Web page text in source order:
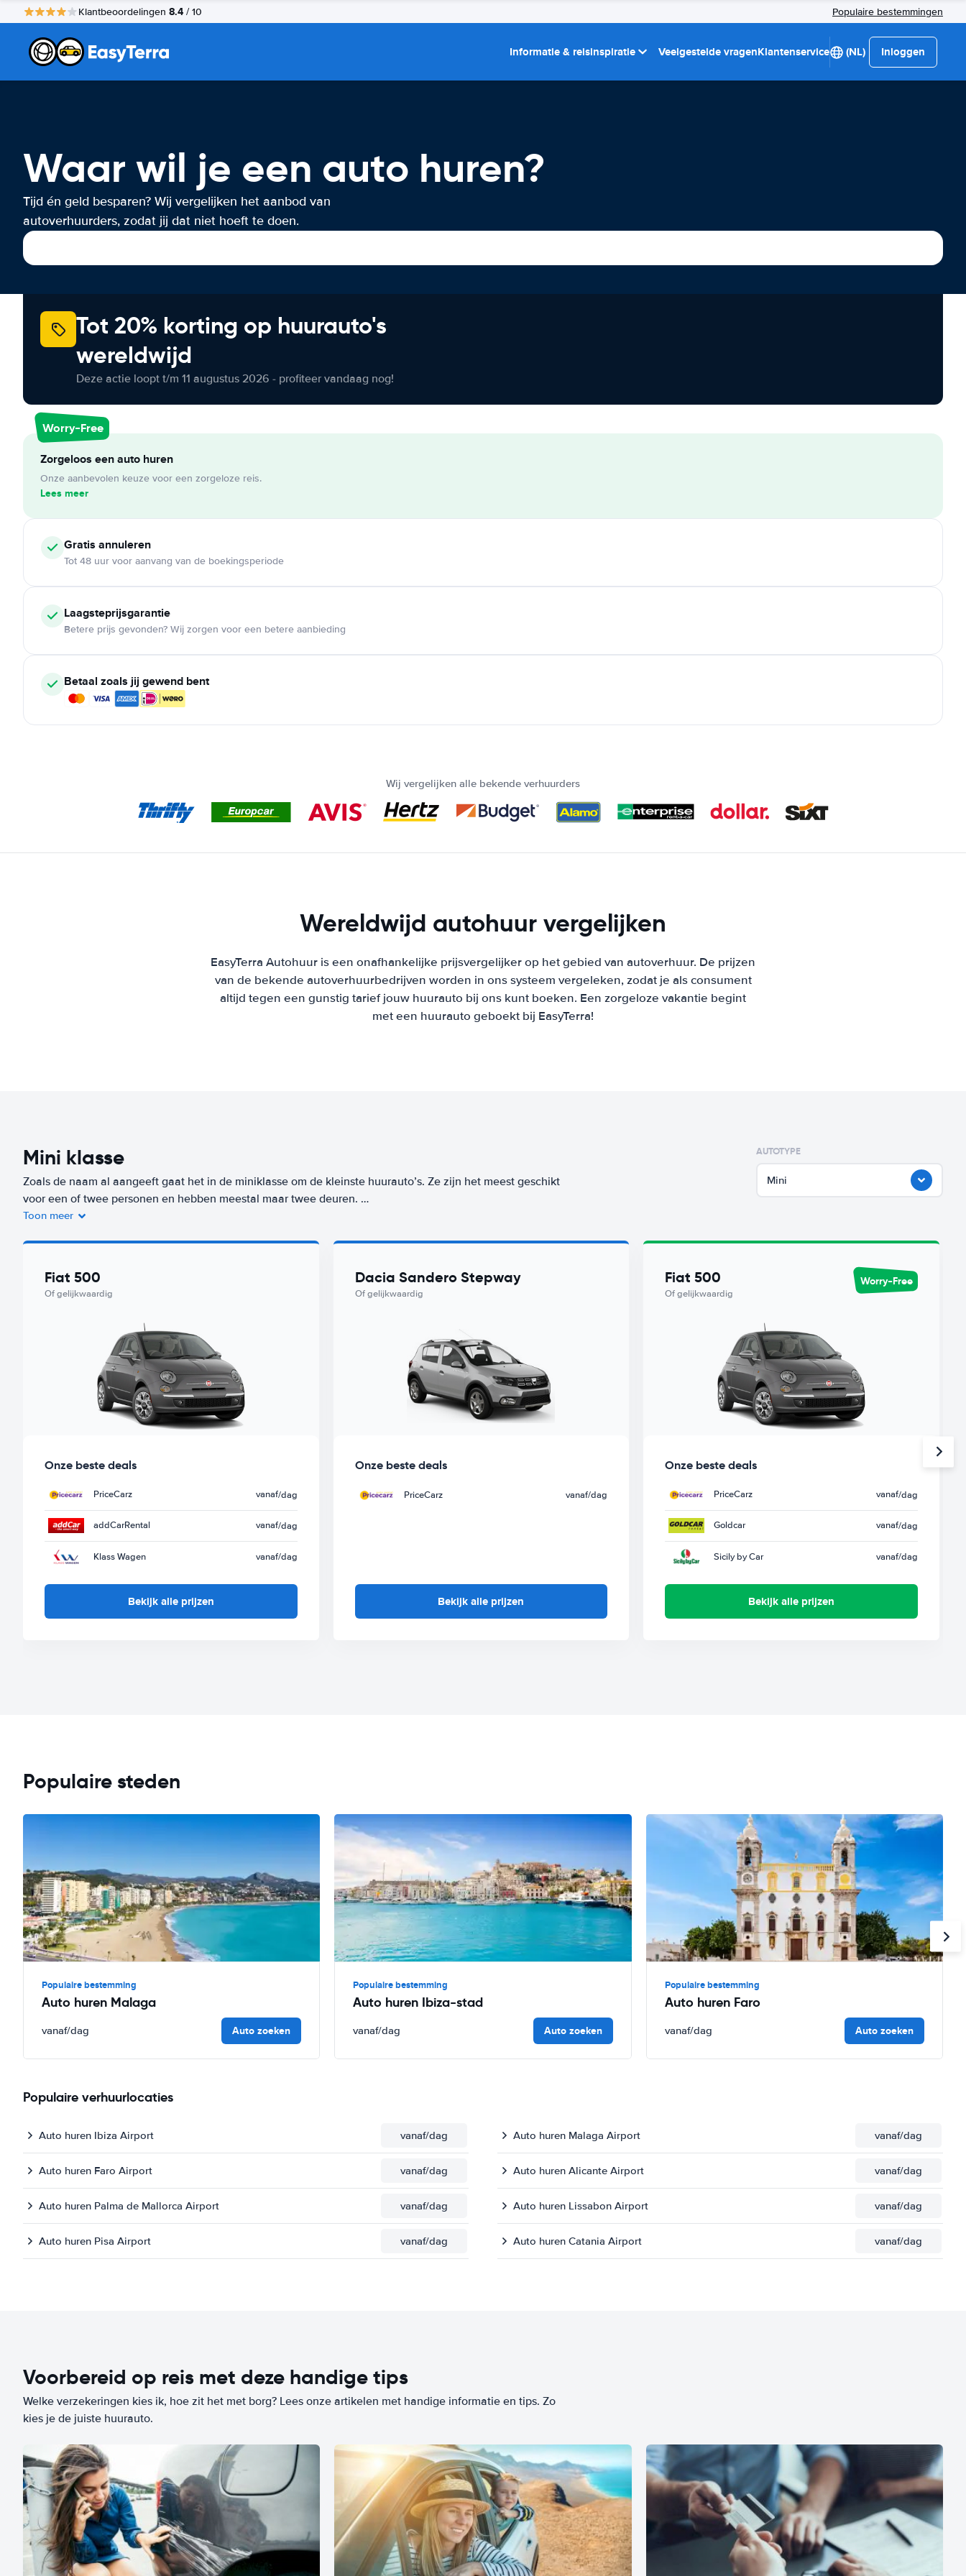
Klantbeoordelingen 8.4 / 10 Populaire bestemmingen
Informatie & reisinspiratie Veelgestelde vragenKlantenservice (NL) Inloggen
Waar wil je een auto huren?
Tijd én geld besparen? Wij vergelijken het aanbod van
autoverhuurders, zodat jij dat niet hoeft te doen.
Tot 20% korting op huurauto's
wereldwijd
Deze actie loopt t/m 11 augustus 2026 - profiteer vandaag nog!
Worry-Free
Zorgeloos een auto huren
Onze aanbevolen keuze voor een zorgeloze reis.
Lees meer
Gratis annuleren
Tot 48 uur voor aanvang van de boekingsperiode
Laagsteprijsgarantie
Betere prijs gevonden? Wij zorgen voor een betere aanbieding
Betaal zoals jij gewend bent
Wij vergelijken alle bekende verhuurders
Wereldwijd autohuur vergelijken
EasyTerra Autohuur is een onafhankelijke prijsvergelijker op het gebied van autoverhuur. De prijzen
van de bekende autoverhuurbedrijven worden in ons systeem vergeleken, zodat je als consument
altijd tegen een gunstig tarief jouw huurauto bij ons kunt boeken. Een zorgeloze vakantie begint
met een huurauto geboekt bij EasyTerra!
Mini klasse
Zoals de naam al aangeeft gaat het in de miniklasse om de kleinste huurauto’s. Ze zijn het meest geschikt
voor een of twee personen en hebben meestal maar twee deuren.
Toon meer
AUTOTYPE
Mini
Fiat 500
Of gelijkwaardig
Onze beste deals
PriceCarz vanaf/dag
addCarRental vanaf/dag
Klass Wagen vanaf/dag
Bekijk alle prijzen
Dacia Sandero Stepway
Of gelijkwaardig
Onze beste deals
PriceCarz vanaf/dag
Bekijk alle prijzen
Fiat 500
Of gelijkwaardig
Worry-Free
Onze beste deals
PriceCarz vanaf/dag
Goldcar vanaf/dag
Sicily by Car vanaf/dag
Bekijk alle prijzen
Populaire steden
Populaire bestemming
Auto huren Malaga
vanaf/dag Auto zoeken
Populaire bestemming
Auto huren Ibiza-stad
vanaf/dag Auto zoeken
Populaire bestemming
Auto huren Faro
vanaf/dag Auto zoeken
Populaire verhuurlocaties
Auto huren Ibiza Airport vanaf/dag Auto huren Malaga Airport vanaf/dag
Auto huren Faro Airport vanaf/dag Auto huren Alicante Airport vanaf/dag
Auto huren Palma de Mallorca Airport vanaf/dag Auto huren Lissabon Airport vanaf/dag
Auto huren Pisa Airport vanaf/dag Auto huren Catania Airport vanaf/dag
Voorbereid op reis met deze handige tips
Welke verzekeringen kies ik, hoe zit het met borg? Lees onze artikelen met handige informatie en tips. Zo
kies je de juiste huurauto.